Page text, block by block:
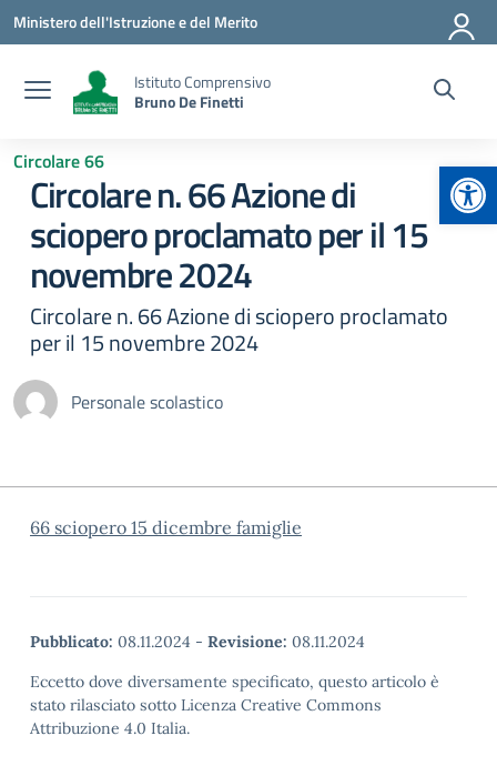
Vai ai contenuti
Vai al menu di navigazione
Vai al footer
Ministero dell'Istruzione e del Merito
Istituto Comprensivo
Bruno De Finetti
Circolare 66
Circolare n. 66 Azione di
sciopero proclamato per il 15
novembre 2024
Circolare n. 66 Azione di sciopero proclamato
per il 15 novembre 2024
Personale scolastico
66 sciopero 15 dicembre famiglie
Pubblicato: 08.11.2024 - Revisione: 08.11.2024
Eccetto dove diversamente specificato, questo articolo è
stato rilasciato sotto Licenza Creative Commons
Attribuzione 4.0 Italia.